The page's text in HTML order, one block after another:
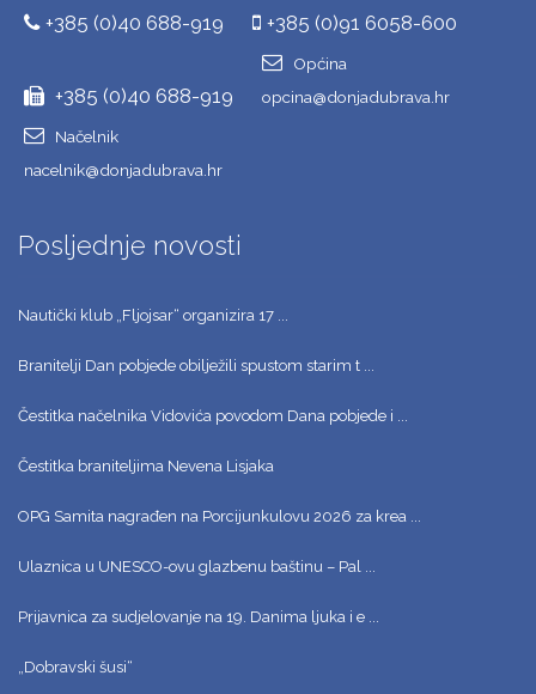
+385 (0)40 688-919
+385 (0)91 6058-600
+385 (0)40 688-919
Općina
opcina@donjadubrava.hr
Načelnik
nacelnik@donjadubrava.hr
Posljednje novosti
Nautički klub „Fljojsar“ organizira 17 ...
Branitelji Dan pobjede obilježili spustom starim t ...
Čestitka načelnika Vidovića povodom Dana pobjede i ...
Čestitka braniteljima Nevena Lisjaka
OPG Samita nagrađen na Porcijunkulovu 2026 za krea ...
Ulaznica u UNESCO-ovu glazbenu baštinu – Pal ...
Prijavnica za sudjelovanje na 19. Danima ljuka i e ...
„Dobravski šusi“